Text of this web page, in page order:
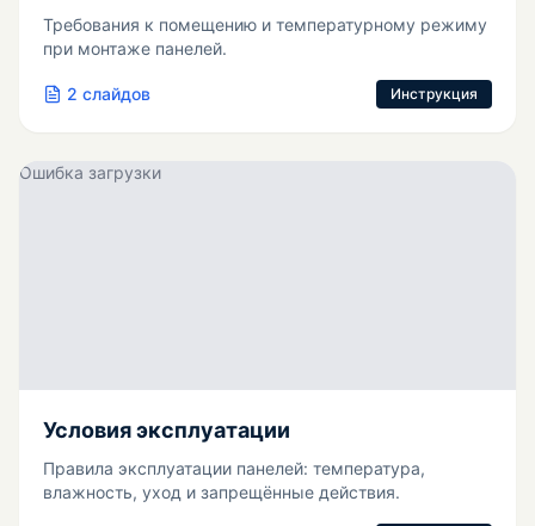
Требования к помещению и температурному режиму
при монтаже панелей.
2 слайдов Инструкция
Ошибка загрузки
Условия эксплуатации
Правила эксплуатации панелей: температура,
влажность, уход и запрещённые действия.